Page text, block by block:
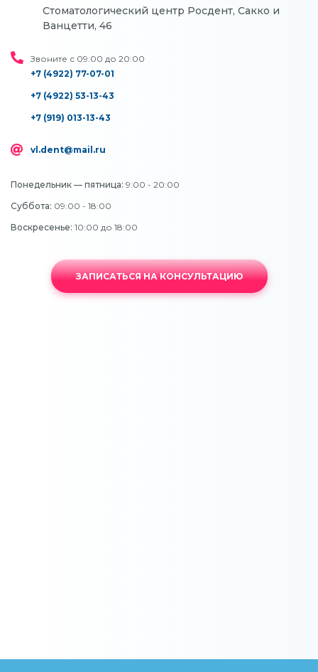
Стоматологический центр Росдент, Сакко и
Ванцетти, 46
Звоните с 09:00 до 20:00
+7 (4922) 77-07-01
+7 (4922) 53-13-43
+7 (919) 013-13-43
vl.dent@mail.ru
Понедельник — пятница: 9:00 - 20:00
Суббота: 09:00 - 18:00
Воскресенье: 10:00 до 18:00
ЗАПИСАТЬСЯ НА КОНСУЛЬТАЦИЮ